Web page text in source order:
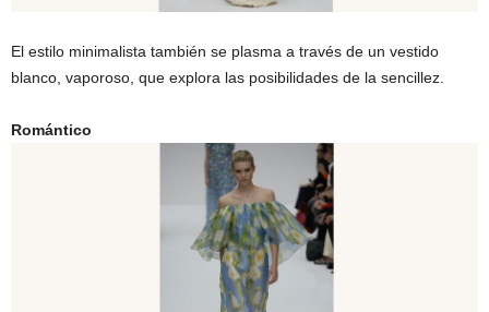
El estilo minimalista también se plasma a través de un vestido
blanco, vaporoso, que explora las posibilidades de la sencillez.
Romántico